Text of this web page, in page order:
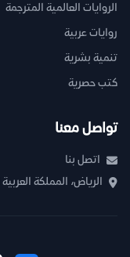
الروايات العالمية المترجمة
روايات عربية
تنمية بشرية
كتب حصرية
تواصل معنا
اتصل بنا
الرياض، المملكة